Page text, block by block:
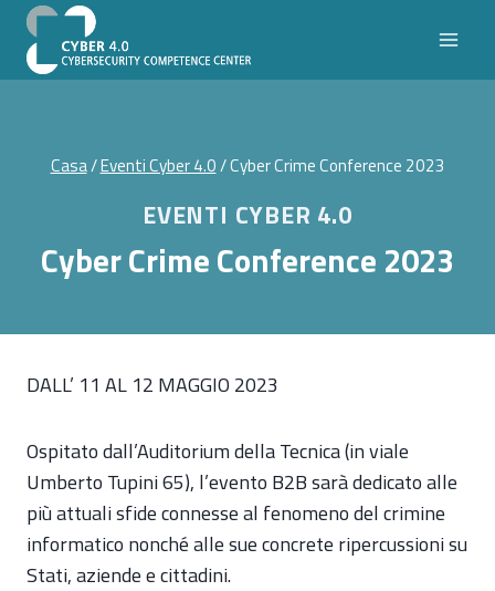
Salta
contenuto
Casa/Eventi Cyber 4.0/Cyber Crime Conference 2023
EVENTI CYBER 4.0
Cyber Crime Conference 2023
DALL’ 11 AL 12 MAGGIO 2023
Ospitato dall’Auditorium della Tecnica (in viale
Umberto Tupini 65), l’evento B2B sarà dedicato alle
più attuali sfide connesse al fenomeno del crimine
informatico nonché alle sue concrete ripercussioni su
Stati, aziende e cittadini.